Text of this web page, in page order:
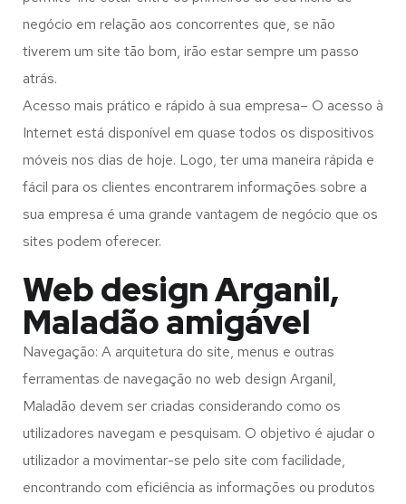
negócio em relação aos concorrentes que, se não
tiverem um site tão bom, irão estar sempre um passo
atrás.
Acesso mais prático e rápido à sua empresa– O acesso à
Internet está disponível em quase todos os dispositivos
móveis nos dias de hoje. Logo, ter uma maneira rápida e
fácil para os clientes encontrarem informações sobre a
sua empresa é uma grande vantagem de negócio que os
sites podem oferecer.
Web design Arganil,
Maladão amigável
Navegação: A arquitetura do site, menus e outras
ferramentas de navegação no web design Arganil,
Maladão devem ser criadas considerando como os
utilizadores navegam e pesquisam. O objetivo é ajudar o
utilizador a movimentar-se pelo site com facilidade,
encontrando com eficiência as informações ou produtos